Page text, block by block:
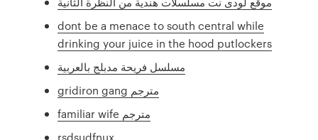
dont be a menace to south central while
drinking your juice in the hood putlockers
مسلسل فريحة مدبلج بالعربية
gridiron gang مترجم
familiar wife مترجم
rsdsudfnux